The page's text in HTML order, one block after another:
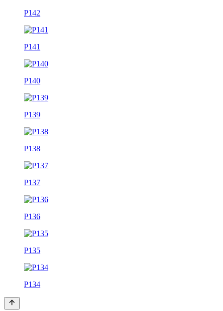
P142
P141
P140
P139
P138
P137
P136
P135
P134